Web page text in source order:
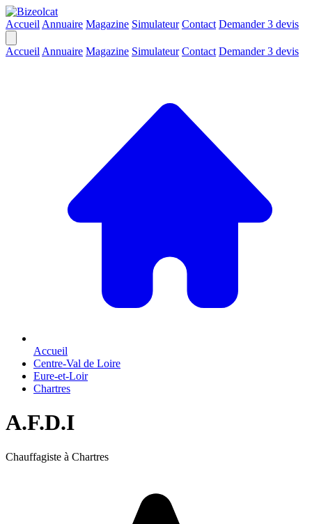
Accueil Annuaire Magazine Simulateur Contact Demander 3 devis
Accueil Annuaire Magazine Simulateur Contact Demander 3 devis
Accueil
Centre-Val de Loire
Eure-et-Loir
Chartres
A.F.D.I
Chauffagiste à Chartres